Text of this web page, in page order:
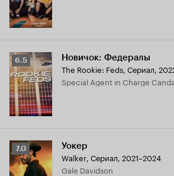
Рейтинг
Кинопоиска
6.5
6.5 Новичок: Федералы
The Rookie: Feds, Сериал,
Special Agent in Charge
Рейтинг
Кинопоиска
7.0
7.0 Уокер
Walker, Сериал, 2021–2024
Gale Davidson